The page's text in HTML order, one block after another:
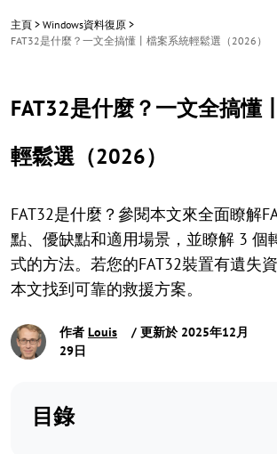
主頁 > Windows資料復原 >
FAT32是什麼？一文全搞懂丨檔案系統輕鬆選（2026）
FAT32是什麼？一文全搞懂
輕鬆選（2026）
FAT32是什麼？參閱本文來全面瞭解
點、優缺點和適用場景，並瞭解 3 個
式的方法。若您的FAT32裝置有遺失
本文找到可靠的救援方案。
作者 Louis
/ 更新於 2025年12月
29日
目錄